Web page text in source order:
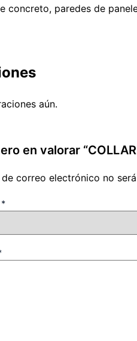
concreto, paredes de
aún.
en valorar
correo electrónico no
*